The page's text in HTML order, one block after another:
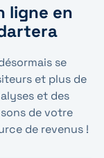
ligne en
se
et plus de
et des
de votre
de revenus !